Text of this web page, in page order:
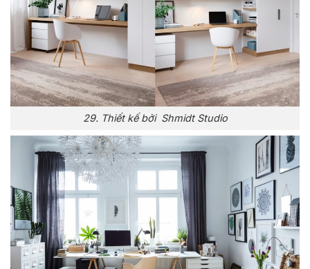
29. Thiết kế bởi Shmidt Studio